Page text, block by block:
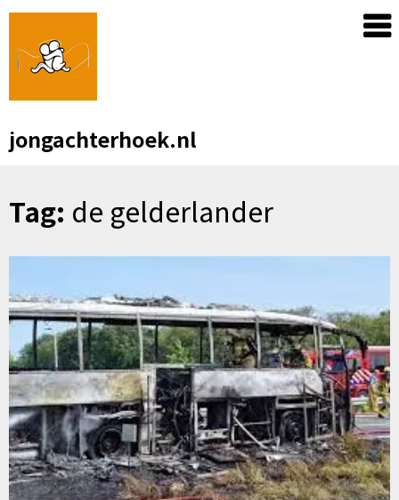
Skip
content
jongachterhoek.nl
Tag: de gelderlander